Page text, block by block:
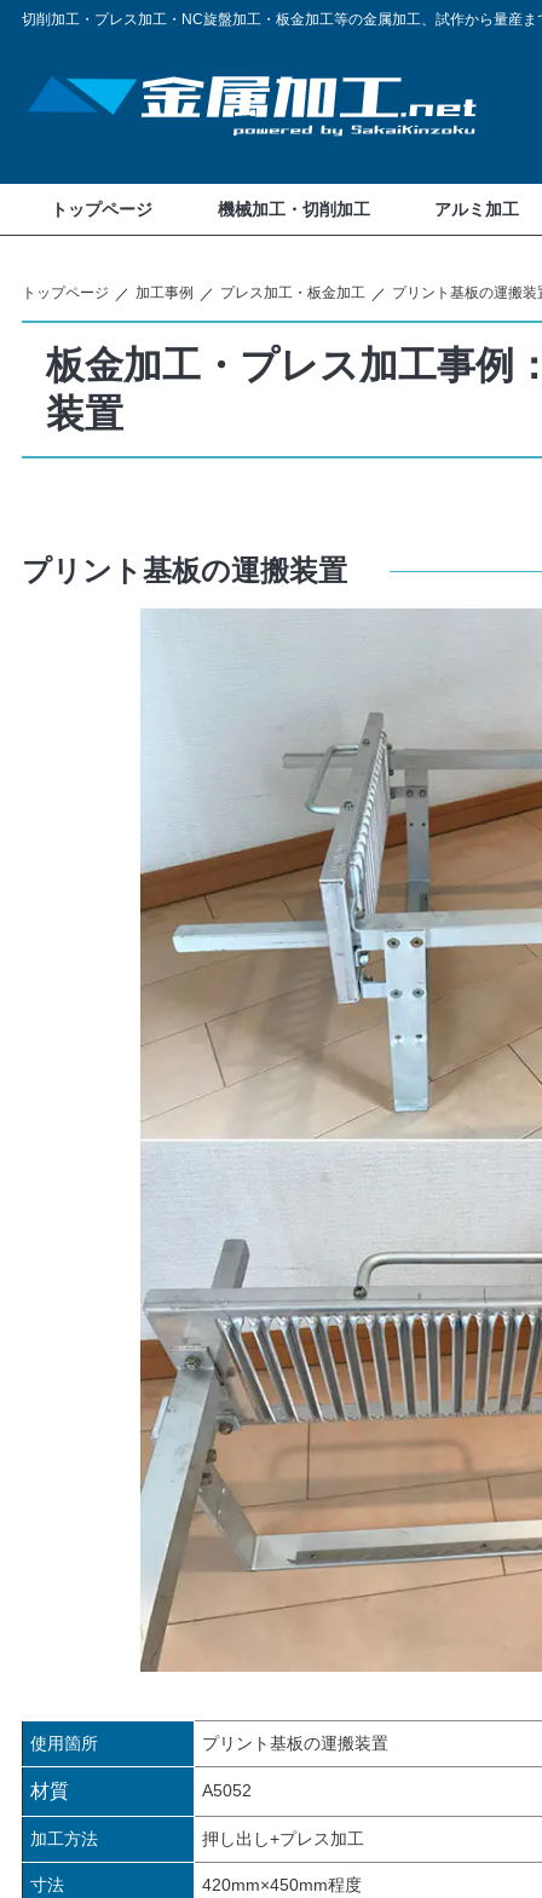
切削加工・プレス加工・NC旋盤加工・板金加工等の金属加工、試作から量産
トップページ 機械加工・切削加工 アルミ加工
トップページ 加工事例 プレス加工・板金加工 プリント基板の運搬装
板金加工・プレス加工事例
装置
プリント基板の運搬装置
使用箇所 プリント基板の運搬装置
材質 A5052
加工方法 押し出し+プレス加工
寸法 420mm×450mm程度